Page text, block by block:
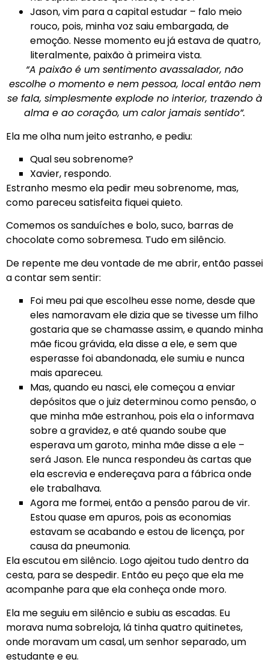
Jason, vim para a capital estudar – falo meio
rouco, pois, minha voz saiu embargada, de
emoção. Nesse momento eu já estava de quatro,
literalmente, paixão à primeira vista.
“A paixão é um sentimento avassalador, não
escolhe o momento e nem pessoa, local então nem
se fala, simplesmente explode no interior, trazendo à
alma e ao coração, um calor jamais sentido”.
Ela me olha num jeito estranho, e pediu:
Qual seu sobrenome?
Xavier, respondo.
Estranho mesmo ela pedir meu sobrenome, mas,
como pareceu satisfeita fiquei quieto.
Comemos os sanduíches e bolo, suco, barras de
chocolate como sobremesa. Tudo em silêncio.
De repente me deu vontade de me abrir, então passei
a contar sem sentir:
Foi meu pai que escolheu esse nome, desde que
eles namoravam ele dizia que se tivesse um filho
gostaria que se chamasse assim, e quando minha
mãe ficou grávida, ela disse a ele, e sem que
esperasse foi abandonada, ele sumiu e nunca
mais apareceu.
Mas, quando eu nasci, ele começou a enviar
depósitos que o juiz determinou como pensão, o
que minha mãe estranhou, pois ela o informava
sobre a gravidez, e até quando soube que
esperava um garoto, minha mãe disse a ele –
será Jason. Ele nunca respondeu às cartas que
ela escrevia e endereçava para a fábrica onde
ele trabalhava.
Agora me formei, então a pensão parou de vir.
Estou quase em apuros, pois as economias
estavam se acabando e estou de licença, por
causa da pneumonia.
Ela escutou em silêncio. Logo ajeitou tudo dentro da
cesta, para se despedir. Então eu peço que ela me
acompanhe para que ela conheça onde moro.
Ela me seguiu em silêncio e subiu as escadas. Eu
morava numa sobreloja, lá tinha quatro quitinetes,
onde moravam um casal, um senhor separado, um
estudante e eu.